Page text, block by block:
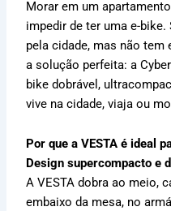
Morar em um
impedir de ter uma e-
pela cidade, mas não tem
a solução perfeita: a
bike dobrável,
vive na cidade, viaja ou
Por que a VESTA é ideal
Design supercompacto e
A VESTA dobra ao meio,
embaixo da mesa, no